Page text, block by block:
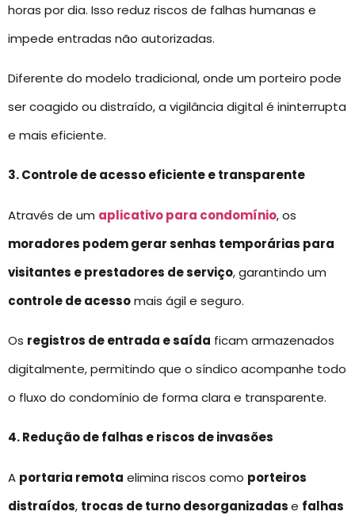
horas por dia. Isso reduz riscos de falhas humanas e
impede entradas não autorizadas.
Diferente do modelo tradicional, onde um porteiro pode
ser coagido ou distraído, a vigilância digital é ininterrupta
e mais eficiente.
3. Controle de acesso eficiente e transparente
Através de um aplicativo para condomínio, os
moradores podem gerar senhas temporárias para
visitantes e prestadores de serviço, garantindo um
controle de acessomais ágil e seguro.
Os registros de entrada e saída ficam armazenados
digitalmente, permitindo que o síndico acompanhe todo
o fluxo do condomínio de forma clara e transparente.
4. Redução de falhas e riscos de invasões
A portaria remota elimina riscos como porteiros
distraídos, trocas de turno desorganizadase falhas